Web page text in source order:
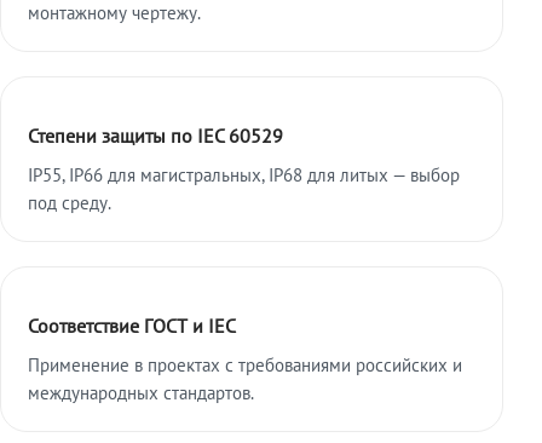
монтажному чертежу.
Степени защиты по IEC 60529
IP55, IP66 для магистральных, IP68 для литых — выбор
под среду.
Соответствие ГОСТ и IEC
Применение в проектах с требованиями российских и
международных стандартов.